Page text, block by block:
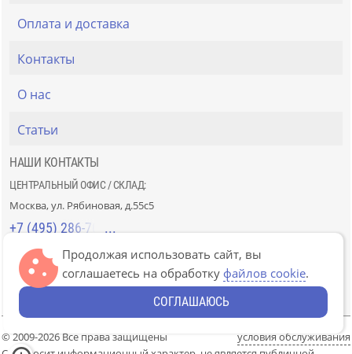
Оплата и доставка
Контакты
О нас
Статьи
НАШИ КОНТАКТЫ
ЦЕНТРАЛЬНЫЙ ОФИС / СКЛАД:
Москва, ул. Рябиновая, д.55с5
+7 (495) 286-70-40
СТРОЙРЫНОК «СЛАВЯНСКИЙ МИР»:
Москва, 41км МКАД, пав. Г-14/7-8 и Д-14/7-8
+7 (499) 226-74-18
© 2009-2026 Все права защищены
условия обслуживания
Продолжая использовать сайт, вы
соглашаетесь на обработку файлов cookie.
СОГЛАШАЮСЬ